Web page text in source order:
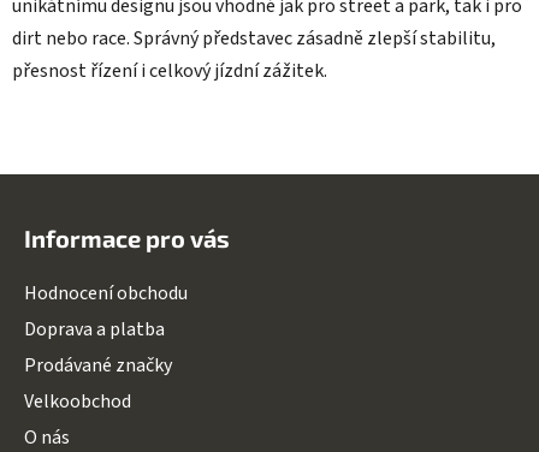
unikátnímu designu jsou vhodné jak pro street a park, tak i pro
dirt nebo race. Správný představec zásadně zlepší stabilitu,
přesnost řízení i celkový jízdní zážitek.
Informace pro vás
Hodnocení obchodu
Doprava a platba
Prodávané značky
Velkoobchod
O nás